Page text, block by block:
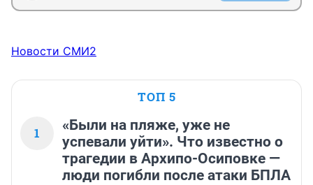
Новости СМИ2
ТОП 5
1
«Были на пляже, уже не
успевали уйти». Что известно о
трагедии в Архипо-Осиповке —
люди погибли после атаки БПЛА